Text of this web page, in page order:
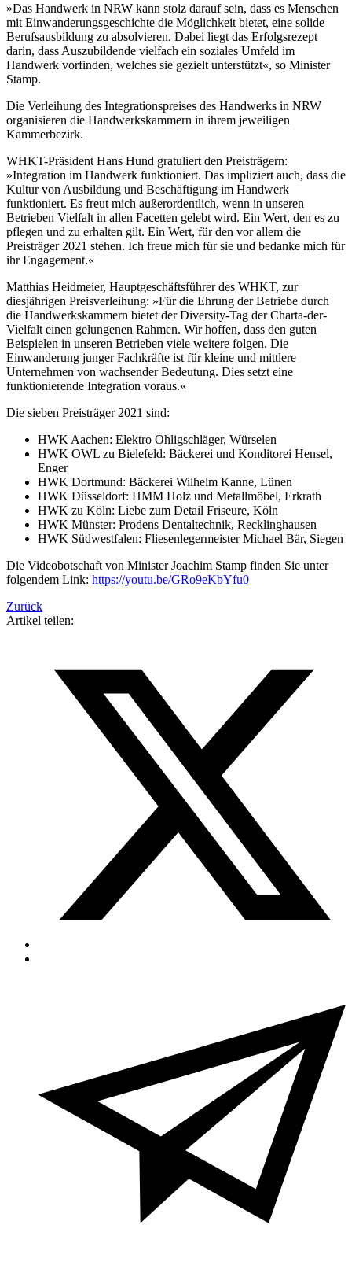
»Das Handwerk in NRW kann stolz darauf sein, dass es Menschen
mit Einwanderungsgeschichte die Möglichkeit bietet, eine solide
Berufsausbildung zu absolvieren. Dabei liegt das Erfolgsrezept
darin, dass Auszubildende vielfach ein soziales Umfeld im
Handwerk vorfinden, welches sie gezielt unterstützt«, so Minister
Stamp.
Die Verleihung des Integrationspreises des Handwerks in NRW
organisieren die Handwerkskammern in ihrem jeweiligen
Kammerbezirk.
WHKT-Präsident Hans Hund gratuliert den Preisträgern:
»Integration im Handwerk funktioniert. Das impliziert auch, dass die
Kultur von Ausbildung und Beschäftigung im Handwerk
funktioniert. Es freut mich außerordentlich, wenn in unseren
Betrieben Vielfalt in allen Facetten gelebt wird. Ein Wert, den es zu
pflegen und zu erhalten gilt.­ Ein Wert, für den vor allem die
Preisträger 2021 stehen. Ich freue mich für sie und bedanke mich für
ihr Engagement.«
Matthias Heidmeier, Hauptgeschäftsführer des WHKT, zur
diesjährigen Preisverleihung: »Für die Ehrung der Betriebe durch
die Handwerkskammern bietet der Diversity-Tag der Charta-der-
Vielfalt einen gelungenen Rahmen. Wir hoffen, dass den guten
Beispielen in unseren Betrieben viele weitere folgen. Die
Einwanderung junger Fachkräfte ist für kleine und mittlere
Unternehmen von wachsender Bedeutung. Dies setzt eine
funktionierende Integration voraus.«
Die sieben Preisträger 2021 sind:
HWK Aachen: Elektro Ohligschläger, Würselen
HWK OWL zu Bielefeld: Bäckerei und Konditorei Hensel,
Enger
HWK Dortmund: Bäckerei Wilhelm Kanne, Lünen
HWK Düsseldorf: HMM Holz und Metallmöbel, Erkrath
HWK zu Köln: Liebe zum Detail Friseure, Köln
HWK Münster: Prodens Dentaltechnik, Recklinghausen
HWK Südwestfalen: Fliesenlegermeister Michael Bär, Siegen
Die Videobotschaft von Minister Joachim Stamp finden Sie unter
folgendem Link: https://youtu.be/GRo9eKbYfu0
Zurück
Artikel teilen: